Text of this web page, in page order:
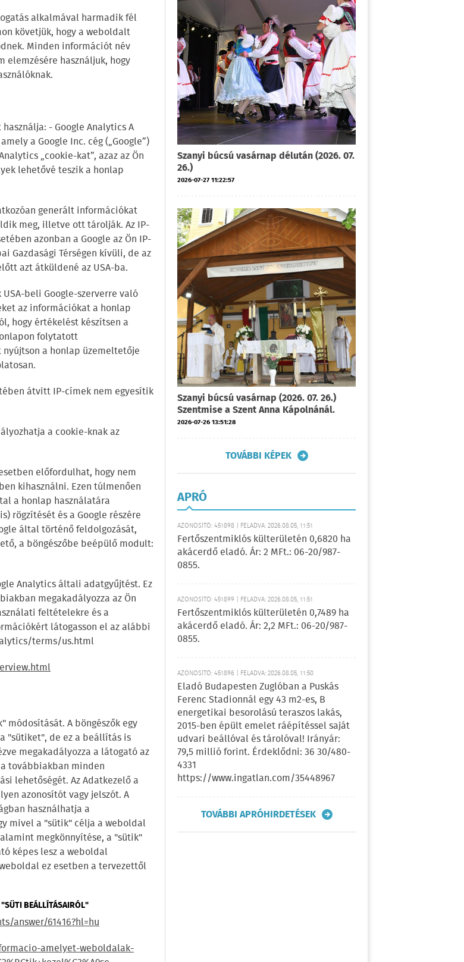
alkalmával harmadik fél
követjük, hogy a weboldalt
Minden információt név
használjuk, hogy
- Google Analytics A
a Google Inc. cég („Google”)
„cookie-kat”, azaz az Ön
lehetővé teszik a honlap
generált információkat
meg, illetve ott tárolják. Az IP-
azonban a Google az Ön IP-
Gazdasági Térségen kívüli, de az
azt átküldené az USA-ba.
beli Google-szerverre való
az információkat a honlap
hogy értékelést készítsen a
folytatott
a honlap üzemeltetője
átvitt IP-címek nem egyesítik
a cookie-knak az
előfordulhat, hogy nem
kihasználni. Ezen túlmenően
a honlap használatára
rögzítését és a Google részére
által történő feldolgozását,
a böngészőbe beépülő modult:
Analytics általi adatgyűjtést. Ez
megakadályozza az Ön
feltételekre és a
látogasson el az alábbi
terms/us.html
módosítását. A böngészők egy
"sütiket", de ez a beállítás is
megakadályozza a látogató az
továbbiakban minden
lehetőségét. Az Adatkezelő a
azonosítót vagy jelszót. A
használhatja a
mivel a "sütik" célja a weboldal
megkönnyítése, a "sütik"
képes lesz a weboldal
ez esetben a tervezettől
BEÁLLÍTÁSAIRÓL"
answer/61416?hl=hu
amelyet-weboldalak-
Szanyi búcsú vasárnap délután (2026. 07.
26.)
2026-07-27 11:22:57
Szanyi búcsú vasárnap (2026. 07. 26.)
Szentmise a Szent Anna Kápolnánál.
2026-07-26 13:51:28
TOVÁBBI KÉPEK
APRÓ
AZONOSÍTÓ: 451898 | FELADVA: 2026.08.05, 11:51
Fertőszentmiklós külterületén 0,6820 ha
akácerdő eladó. Ár: 2 MFt.: 06-20/987-
0855.
AZONOSÍTÓ: 451899 | FELADVA: 2026.08.05, 11:51
Fertőszentmiklós külterületén 0,7489 ha
akácerdő eladó. Ár: 2,2 MFt.: 06-20/987-
0855.
AZONOSÍTÓ: 451896 | FELADVA: 2026.08.05, 11:50
Eladó Budapesten Zuglóban a Puskás
Ferenc Stadionnál egy 43 m2-es, B
energetikai besorolású teraszos lakás,
2015-ben épült emelet ráépítéssel saját
udvari beállóval és tárolóval! Irányár:
79,5 millió forint. Érdeklődni: 36 30/480-
4331
https://www.ingatlan.com/35448967
TOVÁBBI APRÓHIRDETÉSEK